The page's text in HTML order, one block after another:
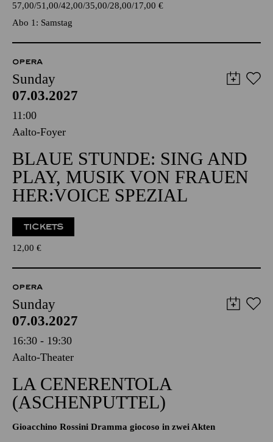
57,00 51,00 42,00 35,00 28,00 17,00 €
Abo 1: Samstag
OPERA
Sunday
07.03.2027
11:00
Aalto-Foyer
BLAUE STUNDE: SING AND
PLAY, MUSIK VON FRAUEN
HER:VOICE SPEZIAL
TICKETS
12,00 €
OPERA
Sunday
07.03.2027
16:30 - 19:30
Aalto-Theater
LA CENERENTOLA
(ASCHENPUTTEL)
Gioacchino Rossini Dramma giocoso in zwei Akten